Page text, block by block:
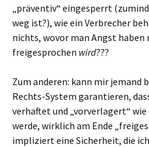
„präventiv“ eingesperrt
weg ist?), wie ein Verbrecher
nichts, wovor man Angst haben
freigesprochen wird???
Zum anderen: kann mir jemand
Rechts-System garantieren,
verhaftet und „vorverlagert“
werde, wirklich am Ende
impliziert eine Sicherheit, die